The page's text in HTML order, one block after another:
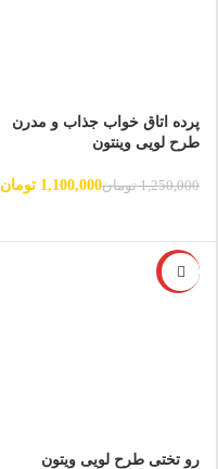
پرده اتاق خواب جذاب و مدرن
طرح لویی وینتون
1,250,000 تومان1,100,000 تومان
-6%
رو تختی طرح لویی ویتون